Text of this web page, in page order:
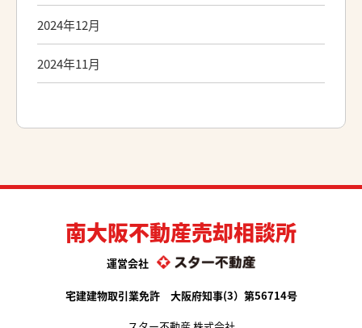
2024年12月
2024年11月
南大阪不動産売却相談所
運営会社
宅建建物取引業免許 大阪府知事(3）第56714号